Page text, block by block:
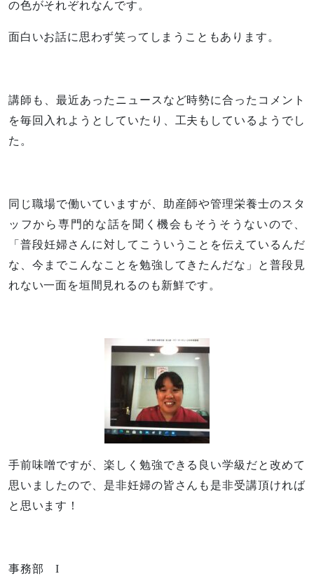
の色がそれぞれなんです。
面白いお話に思わず笑ってしまうこともあります。
講師も、最近あったニュースなど時勢に合ったコメント
を毎回入れようとしていたり、工夫もしているようでし
た。
同じ職場で働いていますが、助産師や管理栄養士のスタ
ッフから専門的な話を聞く機会もそうそうないので、
「普段妊婦さんに対してこういうことを伝えているんだ
な、今までこんなことを勉強してきたんだな」と普段見
れない一面を垣間見れるのも新鮮です。
手前味噌ですが、楽しく勉強できる良い学級だと改めて
思いましたので、是非妊婦の皆さんも是非受講頂ければ
と思います！
事務部 I